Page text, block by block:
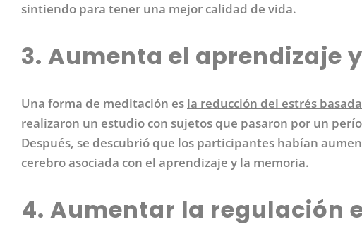
sintiendo para tener una mejor calidad de vida.
3. Aumenta el aprendizaje
Una forma de meditación es la reducción del estrés
realizaron un estudio con sujetos que pasaron por un
Después, se descubrió que los participantes habían
cerebro asociada con el aprendizaje y la memoria.
4. Aumentar la regulación